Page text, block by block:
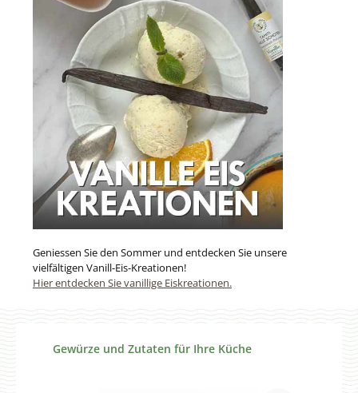
Geniessen Sie den Sommer und entdecken Sie unsere
vielfältigen Vanill-Eis-Kreationen!
Hier entdecken Sie vanillige Eiskreationen.
Produktgalerie überspringen
Gewürze und Zutaten für Ihre Küche